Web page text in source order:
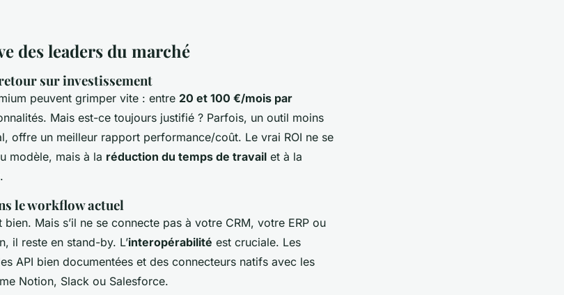
des leaders du marché
sur investissement
peuvent grimper vite : entre 20 et 100 €/mois par
Mais est-ce toujours justifié ? Parfois, un outil moins
offre un meilleur rapport performance/coût. Le vrai ROI ne se
modèle, mais à la réduction du temps de travail et à la
le workflow actuel
bien. Mais s’il ne se connecte pas à votre CRM, votre ERP ou
il reste en stand-by. L’interopérabilité est cruciale. Les
API bien documentées et des connecteurs natifs avec les
Notion, Slack ou Salesforce.